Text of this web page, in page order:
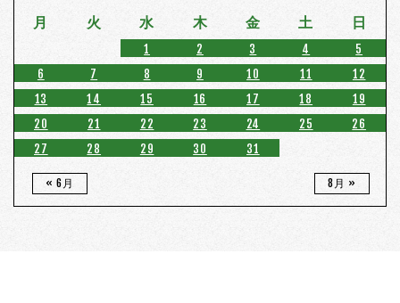
月 火 水 木 金 土 日
1 2 3 4
5
6
7 8 9 10 11
12
13
14 15 16 17 18
19
20
21 22 23 24 25
26
27
28 29 30 31
« 6月 8月 »